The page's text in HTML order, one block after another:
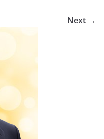
Next →